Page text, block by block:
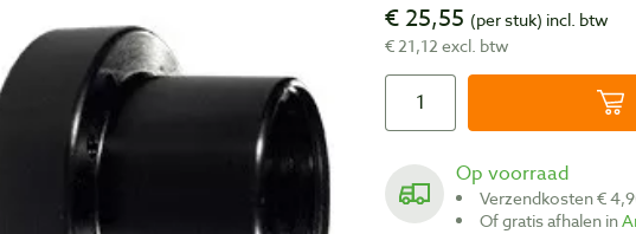
€ 25,55 (per stuk) incl. btw
€ 21,12 excl. btw
Op voorraad
Verzendkosten €
Of gratis afhalen in